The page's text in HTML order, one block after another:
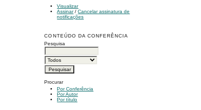
Visualizar
Assinar/Cancelar assinatura de
notificações
CONTEÚDO DA CONFERÊNCIA
Pesquisa
Procurar
Por Conferência
Por Autor
Por título